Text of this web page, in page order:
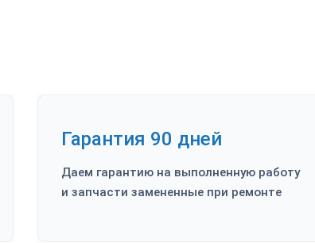
Гарантия 90 дней
Даем гарантию на выполненную работу
и запчасти замененные при ремонте